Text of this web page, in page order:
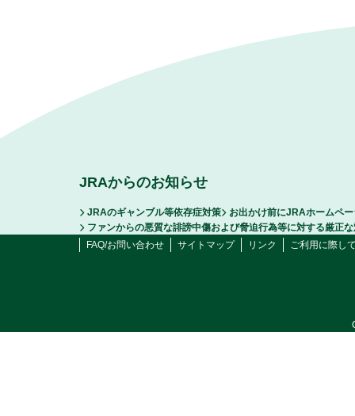
JRAからのお知らせ
JRAのギャンブル等依存症対策
お出かけ前にJRAホームペ
ファンからの悪質な誹謗中傷および脅迫行為等に対する厳正
FAQ/お問い合わせ
サイトマップ リンク ご利用に際し